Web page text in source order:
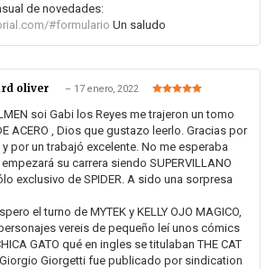
de novedades:
#formulario Un saludo
oliver – 17 enero, 2022
de 5
soi Gabi los Reyes me trajeron un tomo
ACERO , Dios que gustazo leerlo. Gracias por
por un trabajó excelente. No me esperaba
su carrera siendo SUPERVILLANO
exclusivo de SPIDER. A sido una sorpresa
el turno de MYTEK y KELLY OJO MAGICO,
vereis de pequeño leí unos cómics
GATO qué en ingles se titulaban THE CAT
Giorgetti fue publicado por sindication